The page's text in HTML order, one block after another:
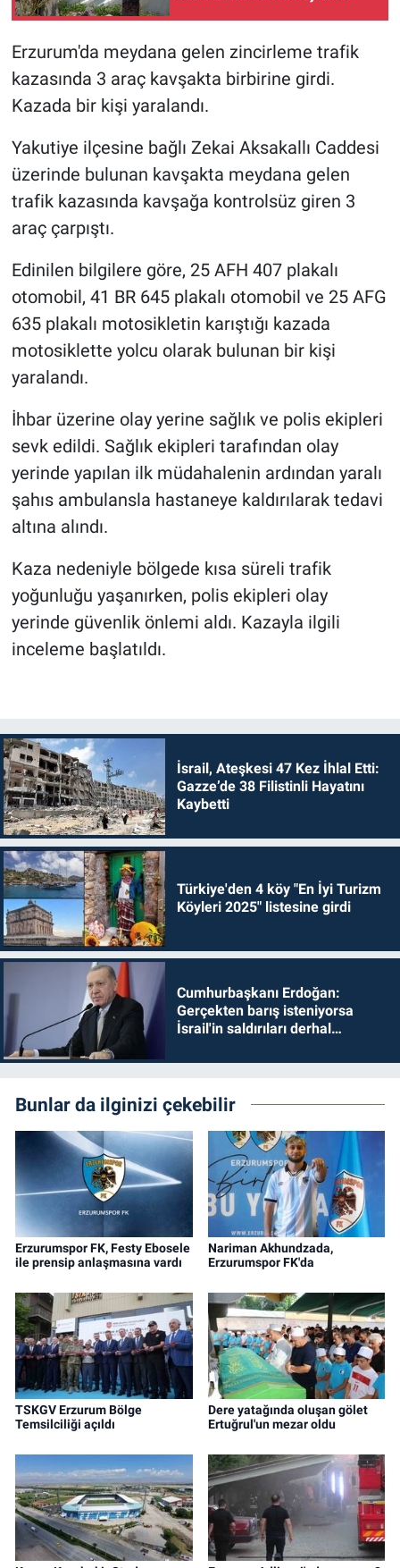
Erzurum'da meydana gelen zincirleme trafik
kazasında 3 araç kavşakta birbirine girdi.
Kazada bir kişi yaralandı.
Yakutiye ilçesine bağlı Zekai Aksakallı Caddesi
üzerinde bulunan kavşakta meydana gelen
trafik kazasında kavşağa kontrolsüz giren 3
araç çarpıştı.
Edinilen bilgilere göre, 25 AFH 407 plakalı
otomobil, 41 BR 645 plakalı otomobil ve 25 AFG
635 plakalı motosikletin karıştığı kazada
motosiklette yolcu olarak bulunan bir kişi
yaralandı.
İhbar üzerine olay yerine sağlık ve polis ekipleri
sevk edildi. Sağlık ekipleri tarafından olay
yerinde yapılan ilk müdahalenin ardından yaralı
şahıs ambulansla hastaneye kaldırılarak tedavi
altına alındı.
Kaza nedeniyle bölgede kısa süreli trafik
yoğunluğu yaşanırken, polis ekipleri olay
yerinde güvenlik önlemi aldı. Kazayla ilgili
inceleme başlatıldı.
İsrail, Ateşkesi 47 Kez İhlal Etti:
Gazze’de 38 Filistinli Hayatını
Kaybetti
Türkiye'den 4 köy "En İyi Turizm
Köyleri 2025" listesine girdi
Cumhurbaşkanı Erdoğan:
Gerçekten barış isteniyorsa
İsrail'in saldırıları derhal
Bunlar da ilginizi çekebilir
Erzurumspor FK, Festy Ebosele
ile prensip anlaşmasına vardı
Nariman Akhundzada,
Erzurumspor FK'da
TSKGV Erzurum Bölge
Temsilciliği açıldı
Dere yatağında oluşan gölet
Ertuğrul'un mezar oldu